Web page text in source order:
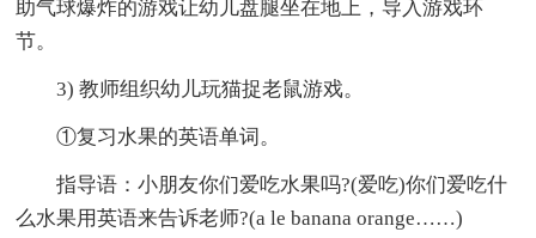
助气球爆炸的游戏让幼儿盘腿坐在地上，导入游戏环
节。
3) 教师组织幼儿玩猫捉老鼠游戏。
①复习水果的英语单词。
指导语：小朋友你们爱吃水果吗?(爱吃)你们爱吃什
么水果用英语来告诉老师?(a le banana orange……)